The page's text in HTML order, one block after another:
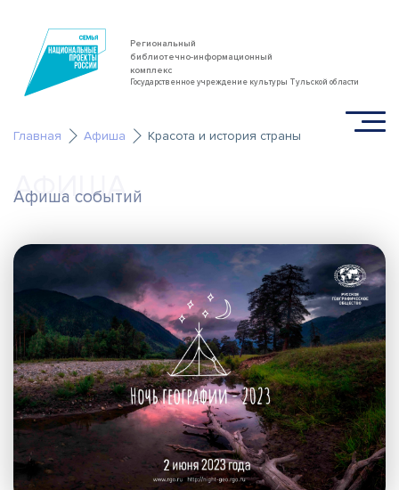
Региональный
библиотечно-информационный
комплекс
Государственное учреждение культуры Тульской области
Главная Афиша Красота и история страны
Афиша событий
АФИША